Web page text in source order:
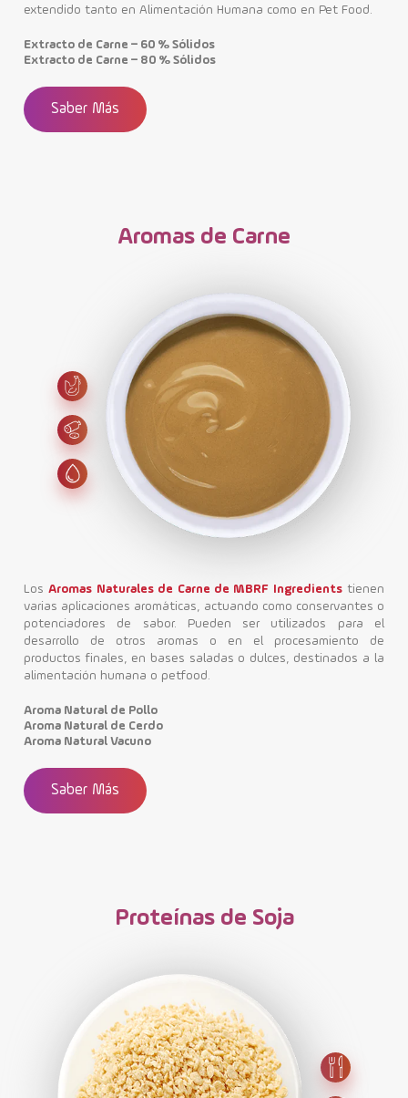
extendido tanto en Alimentación Humana como en Pet Food.
Extracto de Carne – 60 % Sólidos
Extracto de Carne – 80 % Sólidos
Saber Más
Aromas de Carne
LosAromas Naturales de Carne de MBRF Ingredientstienen
varias aplicaciones aromáticas, actuando como conservantes o
potenciadores de sabor. Pueden ser utilizados para el
desarrollo de otros aromas o en el procesamiento de
productos finales, en bases saladas o dulces, destinados a la
alimentación humana o petfood.
Aroma Natural de Pollo
Aroma Natural de Cerdo
Aroma Natural Vacuno
Saber Más
Proteínas de Soja